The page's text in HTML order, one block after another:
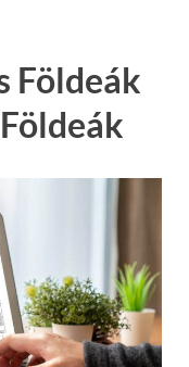
Földeák